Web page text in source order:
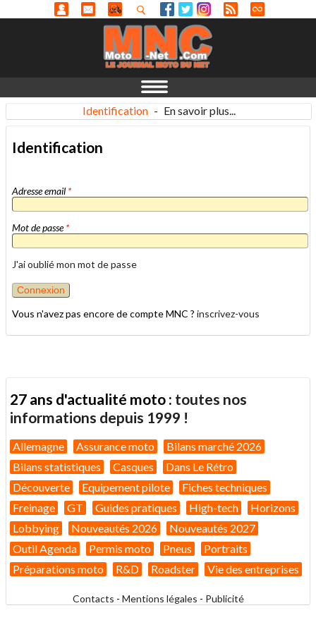
Identification - En savoir plus...
Identification
Adresse email *
Mot de passe*
J'ai oublié mon mot de passe
Vous n'avez pas encore de compte MNC ? inscrivez-vous
27 ans d'actualité moto : toutes nos
informations depuis 1999 !
Allemagne Assurance moto
Bilans marché 2026
Bilans statistiques
Casques
Dans Le Rétro
Découverte
Equipement pilote
Fiches techniques
Freinage
GT Guides pratiques High-tech
Horizons
Lobbying
Nouveautés 2026
Nouveautés 2027
Outil Agenda
Permis moto Pneus
Portraits
Préparations moto
R&D Roadster Vie des entreprises
Contacts - Mentions légales - Publicité